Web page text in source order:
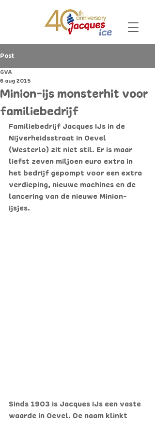
Post
Minion-ijs monsterhit voor
familiebedrijf
GVA
6 aug 2015
Familiebedrijf Jacques IJs in de
Nijverheidsstraat in Oevel
(Westerlo) zit niet stil. Er is maar
liefst zeven miljoen euro extra in
het bedrijf gepompt voor een extra
verdieping, nieuwe machines en de
lancering van de nieuwe Minion-
ijsjes.
Sinds 1903 is Jacques IJs een vaste
waarde in Oevel. De naam klinkt